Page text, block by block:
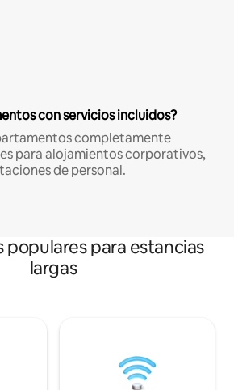
con servicios incluidos?
completamente
para alojamientos corporativos,
de personal.
para estancias
largas